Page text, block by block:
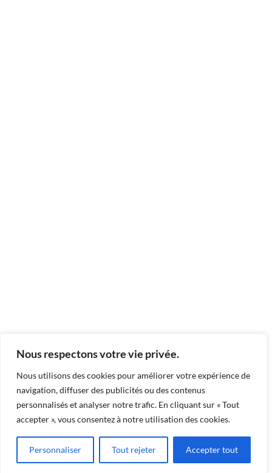
Nous respectons votre vie privée.
Nous utilisons des cookies pour améliorer votre expérience de
navigation, diffuser des publicités ou des contenus
personnalisés et analyser notre trafic. En cliquant sur « Tout
accepter », vous consentez à notre utilisation des cookies.
Personnaliser Tout rejeter Accepter tout